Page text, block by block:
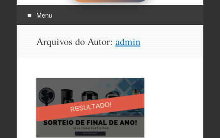
Menu
Arquivos do Autor: admin